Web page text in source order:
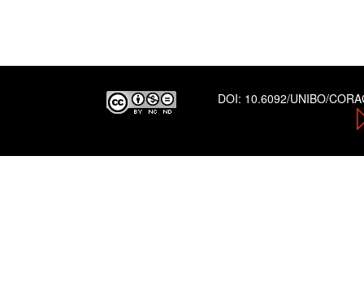
DOI: 10.6092/UNIBO/